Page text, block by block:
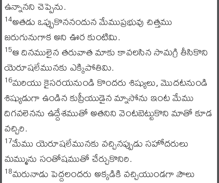
ఉన్నానని చెప్పెను.
14అతడు ఒప్పుకొననందున మేముప్రభువు చిత్తము
జరుగునుగాక అని ఊర కుంటిమి.
15ఆ దినములైన తరువాత మాకు కావలసిన సామగ్రి తీసికొని
యెరూషలేమునకు ఎక్కిపోతివిు.
16మరియు కైసరయనుండి కొందరు శిష్యులు, మొదటనుండి
శిష్యుడుగా ఉండిన కుప్రీయుడైన మ్నాసోను ఇంట మేము
దిగవలెనను ఉద్దేశముతో అతనిని వెంటబెట్టుకొని మాతో కూడ
వచ్చిరి.
17మేము యెరూషలేమునకు వచ్చినప్పుడు సహోదరులు
మమ్మును సంతోషముతో చేర్చుకొనిరి.
18మరునాడు పెద్దలందరు అక్కడికి వచ్చియుండగా పౌలు